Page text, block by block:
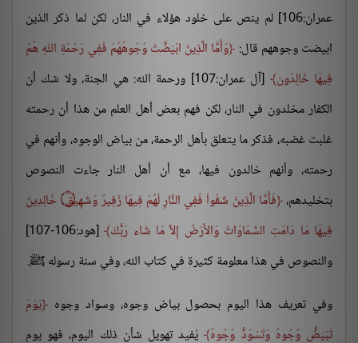
عمران:106] لم ينص على خلود هؤلاء في النار، لكن لما ذكر الذين
ابيضت وجوههم قال: وَأَمَّا الَّذِينَ ابْيَضَّتْ وُجُوهُهُمْ فَفِي رَحْمَةِ اللّهِ هُمْ
فِيهَا خَالِدُون
[آل عمران:107] ورحمة الله: هي الجنة، ولا شك أن
الكفار مخلدون في النار، لكن فهم بعض أهل العلم من هذا أن رحمته
غلبت غضبه، فذكر ما يتعلق بأهل الرحمة، من بياض الوجوه، وأنهم في
رحمته، وأنهم خالدون فيها، مع أن أهل النار جاءت النصوص
بتخليدهم، فَأَمَّا الَّذِينَ شَقُواْ فَفِي النَّارِ لَهُمْ فِيهَا زَفِيرٌ وَشَهِيق۝خَالِدِينَ
فِيهَا مَا دَامَتِ السَّمَاوَاتُ وَالأَرْضُ إِلاَّ مَا شَاء رَبُّكَ
[هود:106-107]
والنصوص في هذا معلومة كثيرة في كتاب الله، وفي سنة رسوله ﷺ.
وفي تعريف هذا اليوم بحصول بياض وجوه، وسواد وجوه
يَوْمَ
تَبْيَضُّ وُجُوهٌ وَتَسْوَدُّ وُجُوهٌ يُفيد تهويل شأن ذلك اليوم، فهو يوم